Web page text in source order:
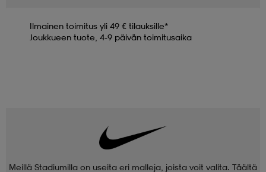
Ilmainen toimitus yli 49 € tilauksille*
Joukkueen tuote, 4-9 päivän toimitusaika
Meillä Stadiumilla on useita eri malleja, joista voit valita. Täältä